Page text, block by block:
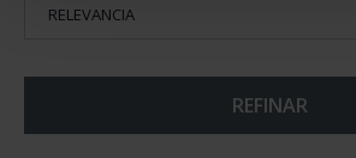
REFINAR